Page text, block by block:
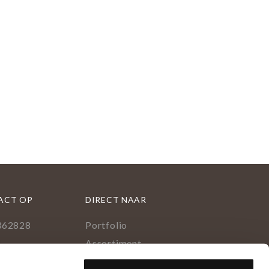
OP DIRECT NAAR
Portfolio
Assortiment
Onderhoud geoliede vloer